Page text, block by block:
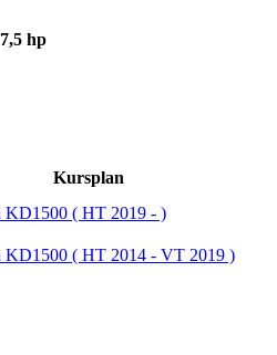
hp
Kursplan
KD1500 ( HT 2019 - )
KD1500 ( HT 2014 - VT 2019 )